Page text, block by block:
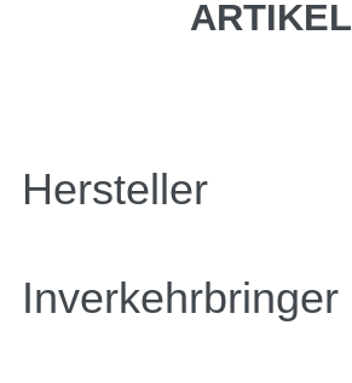
ARTIKEL
Hersteller
Inverkehrbringer